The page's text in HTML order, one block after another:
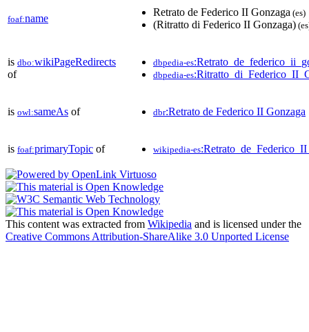
foaf:name
Retrato de Federico II Gonzaga (es)
(Ritratto di Federico II Gonzaga)
is dbo:wikiPageRedirects
of
dbpedia-es
dbpedia-es
is owl:sameAs of dbr:Retrato de Federico II Gonzaga
is foaf:primaryTopic of wikipedia-es
This content was extracted from Wikipedia and is licensed under the
Creative Commons Attribution-ShareAlike 3.0 Unported License